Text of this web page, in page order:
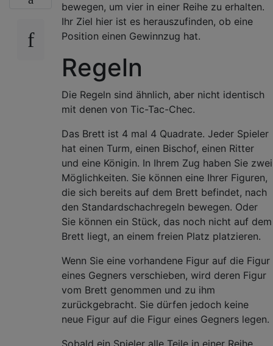
bewegen, um vier in einer Reihe zu erhalten.
Ihr Ziel hier ist es herauszufinden, ob eine
Position einen Gewinnzug hat.
Regeln
Die Regeln sind ähnlich, aber nicht identisch
mit denen von Tic-Tac-Chec.
Das Brett ist 4 mal 4 Quadrate. Jeder Spieler
hat einen Turm, einen Bischof, einen Ritter
und eine Königin. In Ihrem Zug haben Sie zwei
Möglichkeiten. Sie können eine Ihrer Figuren,
die sich bereits auf dem Brett befindet, nach
den Standardschachregeln bewegen. Oder
Sie können ein Stück, das noch nicht auf dem
Brett liegt, an einem freien Platz platzieren.
Wenn Sie eine vorhandene Figur auf die Figur
eines Gegners verschieben, wird deren Figur
vom Brett genommen und zu ihm
zurückgebracht. Sie dürfen jedoch keine
neue Figur auf die Figur eines Gegners legen.
Sobald ein Spieler alle Teile in einer Reihe